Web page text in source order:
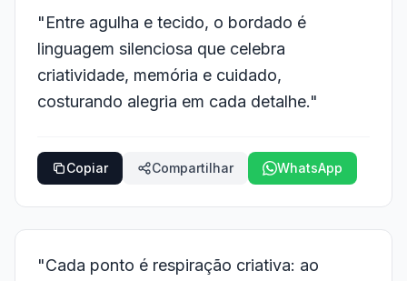
"Entre agulha e tecido, o bordado é
linguagem silenciosa que celebra
criatividade, memória e cuidado,
costurando alegria em cada detalhe."
Copiar Compartilhar WhatsApp
"Cada ponto é respiração criativa: ao